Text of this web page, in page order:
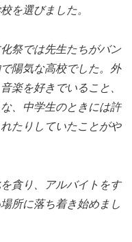
を選びました。
祭では先生たちがバン
陽気な高校でした。外
楽を好きでいること、
、中学生のときには許
たりしていたことがや
貪り、アルバイトをす
所に落ち着き始めまし